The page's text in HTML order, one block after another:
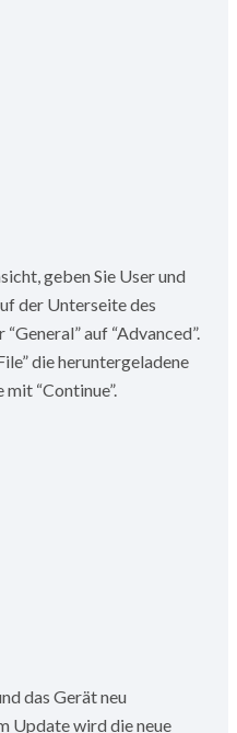
geben Sie User und
der Unterseite des
auf “Advanced”.
die heruntergeladene
“Continue”.
das Gerät neu
Update wird die neue